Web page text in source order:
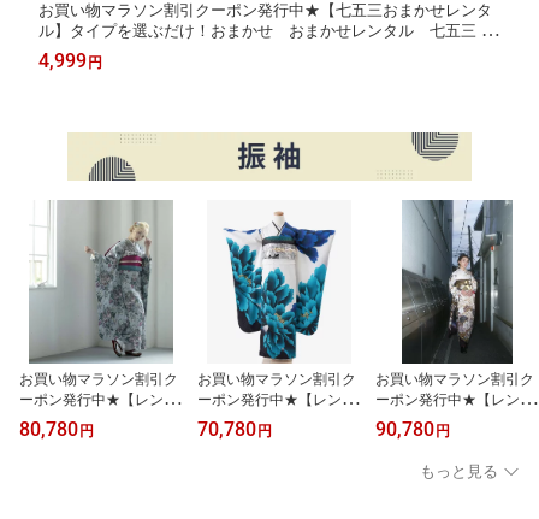
お買い物マラソン割引クーポン発行中★【七五三おまかせレンタ
ル】タイプを選ぶだけ！おまかせ おまかせレンタル 七五三 着
物 四つ身 7歳 3歳 女の子 フルセット 七五三レンタル
七五三 着物 七五三 草履 753 4泊5日 送料無料
4,999 円
お買い物マラソン割引ク
ーポン発行中★【レンタ
ル】【f-0072】振袖 フル
セットレンタル 足袋プ
80,780 円
お買い物マラソン割引ク
ーポン発行中★【レンタ
ル】【f-0060】振袖【20
27年成人式ご予約受付
70,780 円
お買い物マラソン割引ク
ーポン発行中★【レンタ
ル】【f-0127】振袖【20
27年成人式ご予約受付
中】 フルセットレンタ
ル 足袋プレゼント レ
90,780 円
もっと見る